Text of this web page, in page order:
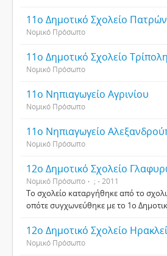
11ο Δημοτικό Σχολείο Πατρών
Νομικό Πρόσωπο
11ο Δημοτικό Σχολείο
Νομικό Πρόσωπο
11ο Νηπιαγωγείο Αγρινίου
Νομικό Πρόσωπο
11ο Νηπιαγωγείο
Νομικό Πρόσωπο
Νομικό Πρόσωπο ; - 2011
Το σχολείο καταργήθηκε από το
οπότε συγχωνεύθηκε με το 1ο
12ο Δημοτικό Σχολείο
Νομικό Πρόσωπο